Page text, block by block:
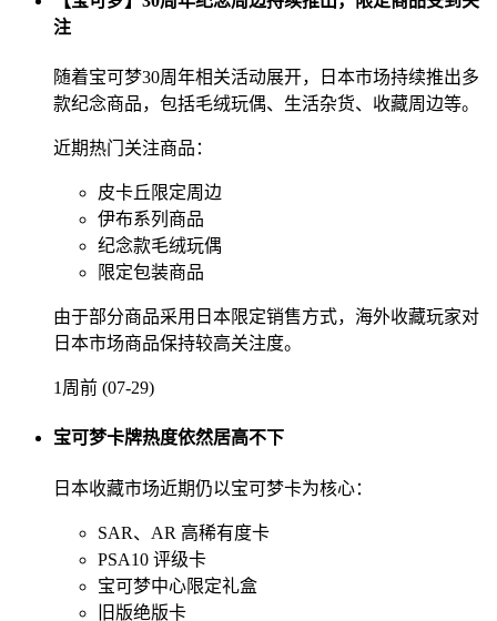
注
随着宝可梦30周年相关活动展开，日本市场持续推出多
款纪念商品，包括毛绒玩偶、生活杂货、收藏周边等。
近期热门关注商品：
皮卡丘限定周边
伊布系列商品
纪念款毛绒玩偶
限定包装商品
由于部分商品采用日本限定销售方式，海外收藏玩家对
日本市场商品保持较高关注度。
1周前 (07-29)
宝可梦卡牌热度依然居高不下
日本收藏市场近期仍以宝可梦卡为核心：
SAR、AR 高稀有度卡
PSA10 评级卡
宝可梦中心限定礼盒
旧版绝版卡